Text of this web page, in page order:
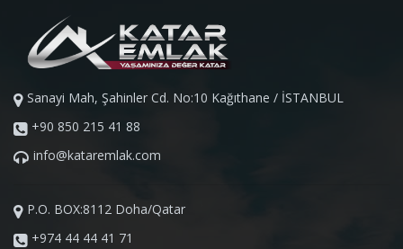
Sanayi Mah, Şahinler Cd. No:10 Kağıthane / İSTANBUL
+90 850 215 41 88
info@kataremlak.com
P.O. BOX:8112 Doha/Qatar
+974 44 44 41 71